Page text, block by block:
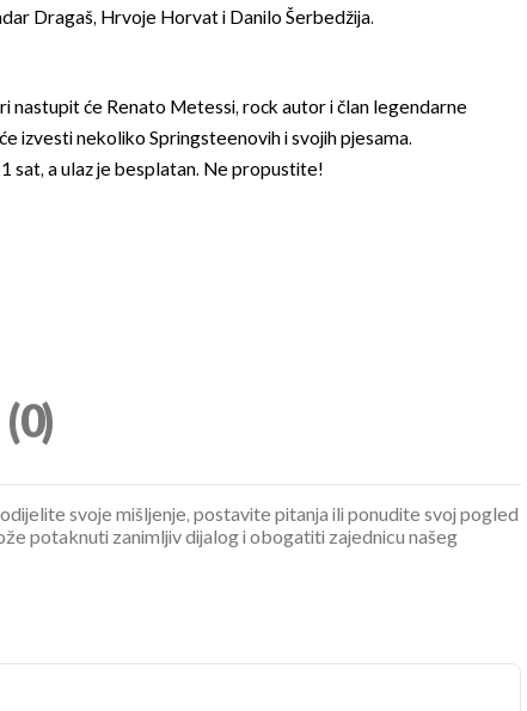
Dragaš, Hrvoje Horvat i Danilo Šerbedžija.
nastupit će Renato Metessi, rock autor i član legendarne
izvesti nekoliko Springsteenovih i svojih pjesama.
sat, a ulaz je besplatan. Ne propustite!
(0)
svoje mišljenje, postavite pitanja ili ponudite svoj pogled
potaknuti zanimljiv dijalog i obogatiti zajednicu našeg